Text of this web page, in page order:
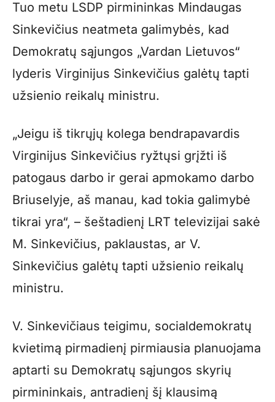
Tuo metu LSDP pirmininkas Mindaugas
Sinkevičius neatmeta galimybės, kad
Demokratų sąjungos „Vardan Lietuvos“
lyderis Virginijus Sinkevičius galėtų tapti
užsienio reikalų ministru.
„Jeigu iš tikrųjų kolega bendrapavardis
Virginijus Sinkevičius ryžtųsi grįžti iš
patogaus darbo ir gerai apmokamo darbo
Briuselyje, aš manau, kad tokia galimybė
tikrai yra“, – šeštadienį LRT televizijai sakė
M. Sinkevičius, paklaustas, ar V.
Sinkevičius galėtų tapti užsienio reikalų
ministru.
V. Sinkevičiaus teigimu, socialdemokratų
kvietimą pirmadienį pirmiausia planuojama
aptarti su Demokratų sąjungos skyrių
pirmininkais, antradienį šį klausimą